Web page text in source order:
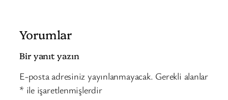
Yorumlar
Bir yanıt yazın
E-posta adresiniz yayınlanmayacak. Gerekli alanlar
* ile işaretlenmişlerdir